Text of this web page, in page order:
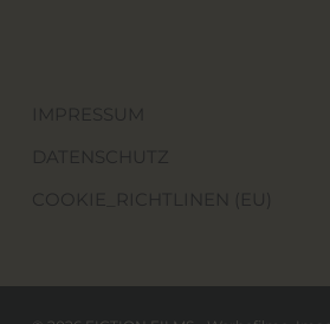
IMPRESSUM
DATENSCHUTZ
COOKIE_RICHTLINEN (EU)